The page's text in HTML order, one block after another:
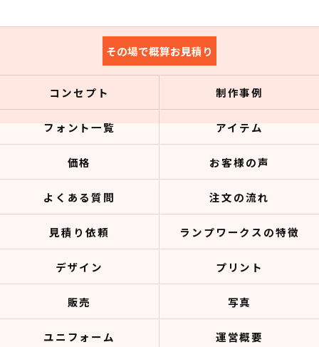
その場で概算お見積り
コンセプト 制作事例
フォント一覧 アイテム
価格 お客様の声
よくある質問 注文の流れ
見積り依頼 ランプワークスの特徴
デザイン プリント
販売 写真
ユニフォーム 運営概要